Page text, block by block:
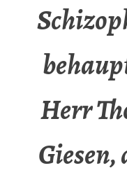
Herr